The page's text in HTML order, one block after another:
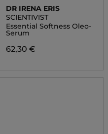
DR IRENA ERIS
SCIENTIVIST
Essential Softness Oleo-
Serum
62,30 €